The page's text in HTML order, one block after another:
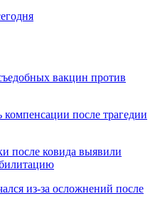
вакцин против
после трагедии
после ковида выявили
из-за осложнений после